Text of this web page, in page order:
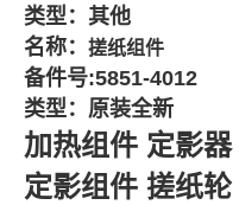
类型：其他
名称： 搓纸组件
备件号:5851-4012
类型：原装全新
加热组件 定影器
定影组件 搓纸轮